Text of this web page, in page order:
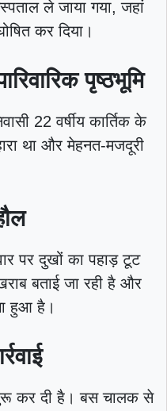
ले जाया गया, जहां
कर दिया।
पृष्ठभूमि
22 वर्षीय कार्तिक के
था और मेहनत-मजदूरी
पर दुखों का पहाड़ टूट
बताई जा रही है और
हुआ है।
कर दी है। बस चालक से